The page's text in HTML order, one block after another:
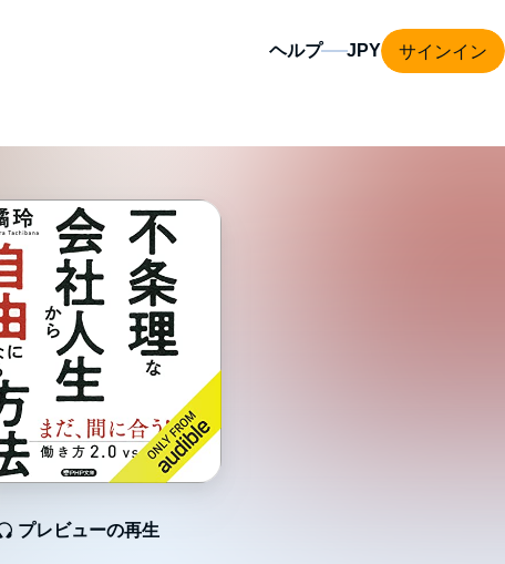
ヘルプ サインイン
プレビューの再生